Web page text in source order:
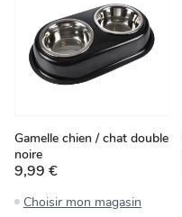
Gamelle chien / chat double
noire
9,99 €
Choisir mon magasin